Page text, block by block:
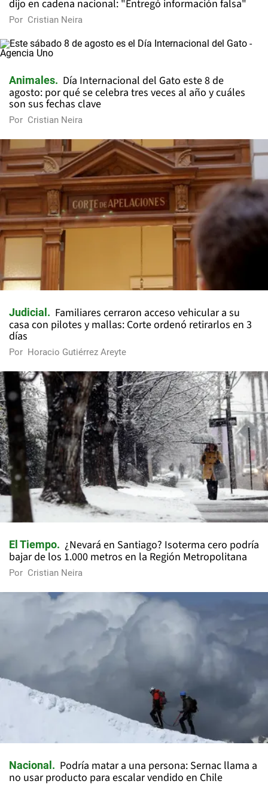
dijo en cadena nacional: "Entregó información falsa"
Por Cristian Neira
Animales
Día Internacional del Gato este 8 de
agosto: por qué se celebra tres veces al año y cuáles
son sus fechas clave
Por Cristian Neira
Judicial
Familiares cerraron acceso vehicular a su
casa con pilotes y mallas: Corte ordenó retirarlos en 3
días
Por Horacio Gutiérrez Areyte
El Tiempo
¿Nevará en Santiago? Isoterma cero podría
bajar de los 1.000 metros en la Región Metropolitana
Por Cristian Neira
Nacional
Podría matar a una persona: Sernac llama a
no usar producto para escalar vendido en Chile